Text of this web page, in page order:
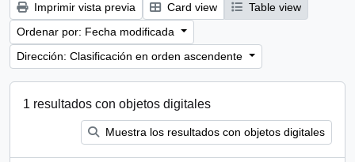
Imprimir vista previa Card view
Table view
Ordenar por: Fecha modificada
Dirección: Clasificación en orden ascendente
1 resultados con objetos digitales
Muestra los resultados con objetos digitales